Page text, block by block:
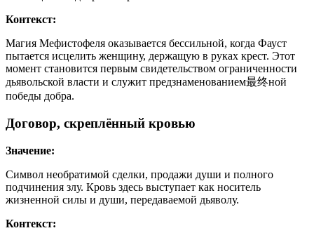
Контекст:
Магия Мефистофеля оказывается бессильной, когда Фауст
пытается исцелить женщину, держащую в руках крест. Этот
момент становится первым свидетельством ограниченности
дьявольской власти и служит предзнаменованием最终ной
победы добра.
Договор, скреплённый кровью
Значение:
Символ необратимой сделки, продажи души и полного
подчинения злу. Кровь здесь выступает как носитель
жизненной силы и души, передаваемой дьяволу.
Контекст: